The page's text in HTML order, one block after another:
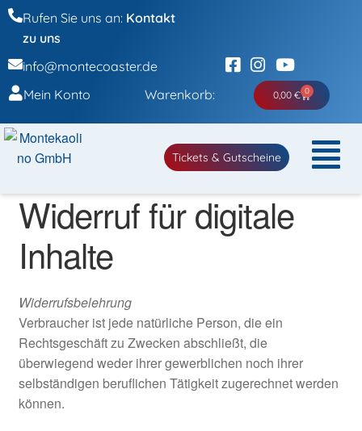
Rufen Sie uns an: Kontakt
zu uns
info@montecoaster.de
Mein Konto
Warenkorb: 0,00 € 0
Tickets & Gutscheine
Widerruf für digitale
Inhalte
Widerrufsbelehrung
Verbraucher ist jede natürliche Person, die ein
Rechtsgeschäft zu Zwecken abschließt, die
überwiegend weder ihrer gewerblichen noch ihrer
selbständigen beruflichen Tätigkeit zugerechnet werden
können.